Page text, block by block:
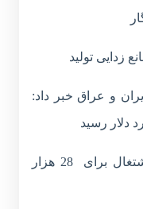
زدایی تولید
و عراق خبر داد:
– مدیرعامل افق کوروش: ایجاد اشتغال برای 28 هزار